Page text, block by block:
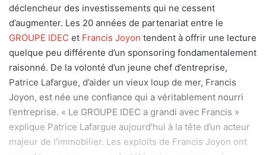
déclencheur des investissements qui ne cessent
d’augmenter. Les 20 années de partenariat entre le
GROUPE IDEC et Francis Joyon tendent à offrir une lecture
quelque peu différente d’un sponsoring fondamentalement
raisonné. De la volonté d’un jeune chef d’entreprise,
Patrice Lafargue, d’aider un vieux loup de mer, Francis
Joyon, est née une confiance qui a véritablement nourri
l’entreprise. « Le GROUPE IDEC a grandi avec Francis »
explique Patrice Lafargue aujourd’hui à la tête d’un acteur
majeur de l’immobilier. Les exploits de Francis Joyon ont